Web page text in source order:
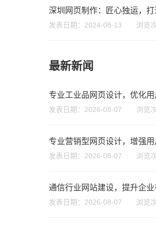
发表日期：2024-08-13 浏览
最新新闻
专业工业品网页设计，优化
发表日期：2026-08-07 浏览
专业营销型网页设计，增强
发表日期：2026-08-07 浏览
通信行业网站建设，提升企
发表日期：2026-08-07 浏览
名字